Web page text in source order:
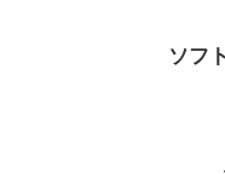
ソフ